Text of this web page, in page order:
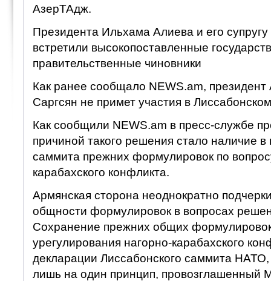
АзерТАдж.
Президента Ильхама Алиева и его
встретили высокопоставленные
правительственные чиновники
Как ранее сообщало NEWS.am,
Саргсян не примет участия в
Как сообщили NEWS.am в пресс-службе
причиной такого решения стало наличие в
саммита прежних формулировок по
карабахского конфликта.
Армянская сторона неоднократно
общности формулировок в вопросах
Сохранение прежних общих
урегулирования нагорно-карабахского
декларации Лиссабонского саммита НАТО,
лишь на один принцип, провозглашенный